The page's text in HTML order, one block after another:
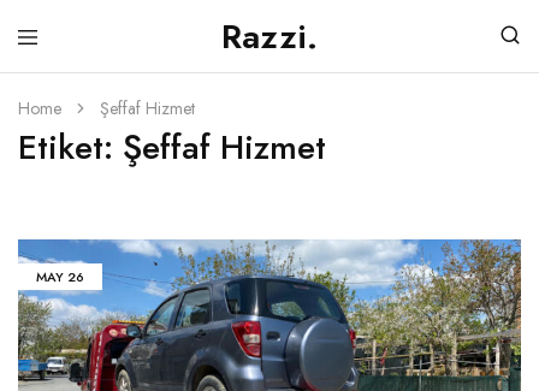
Razzi.
Silivri
Çekici
Silivri
Çekici
Adresi
Home Şeffaf Hizmet
Etiket: Şeffaf Hizmet
MAY 26